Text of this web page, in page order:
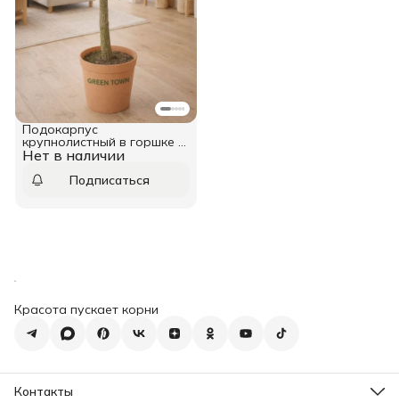
Нет в наличии
Подокарпус
крупнолистный в горшке 9
см
Подписаться
Красота пускает корни
Контакты